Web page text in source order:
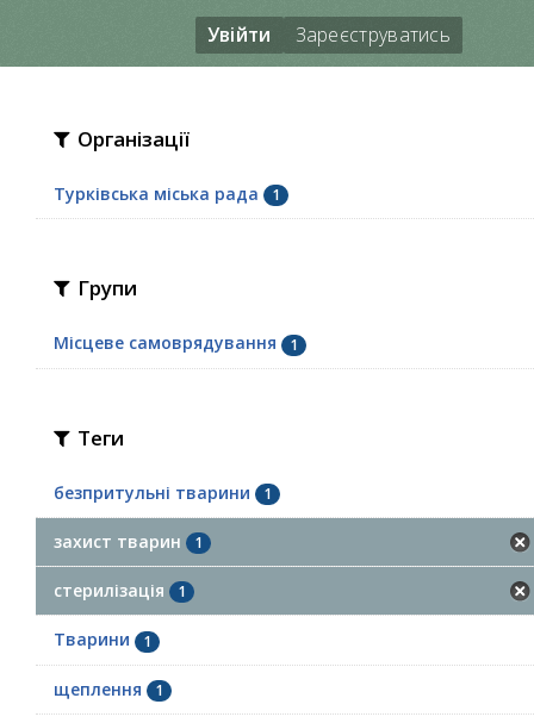
Увійти Зареєструватись
Організації
Турківська міська рада 1
Групи
Місцеве самоврядування 1
Теги
безпритульні тварини 1
захист тварин 1
стерилізація 1
Тварини 1
щеплення 1